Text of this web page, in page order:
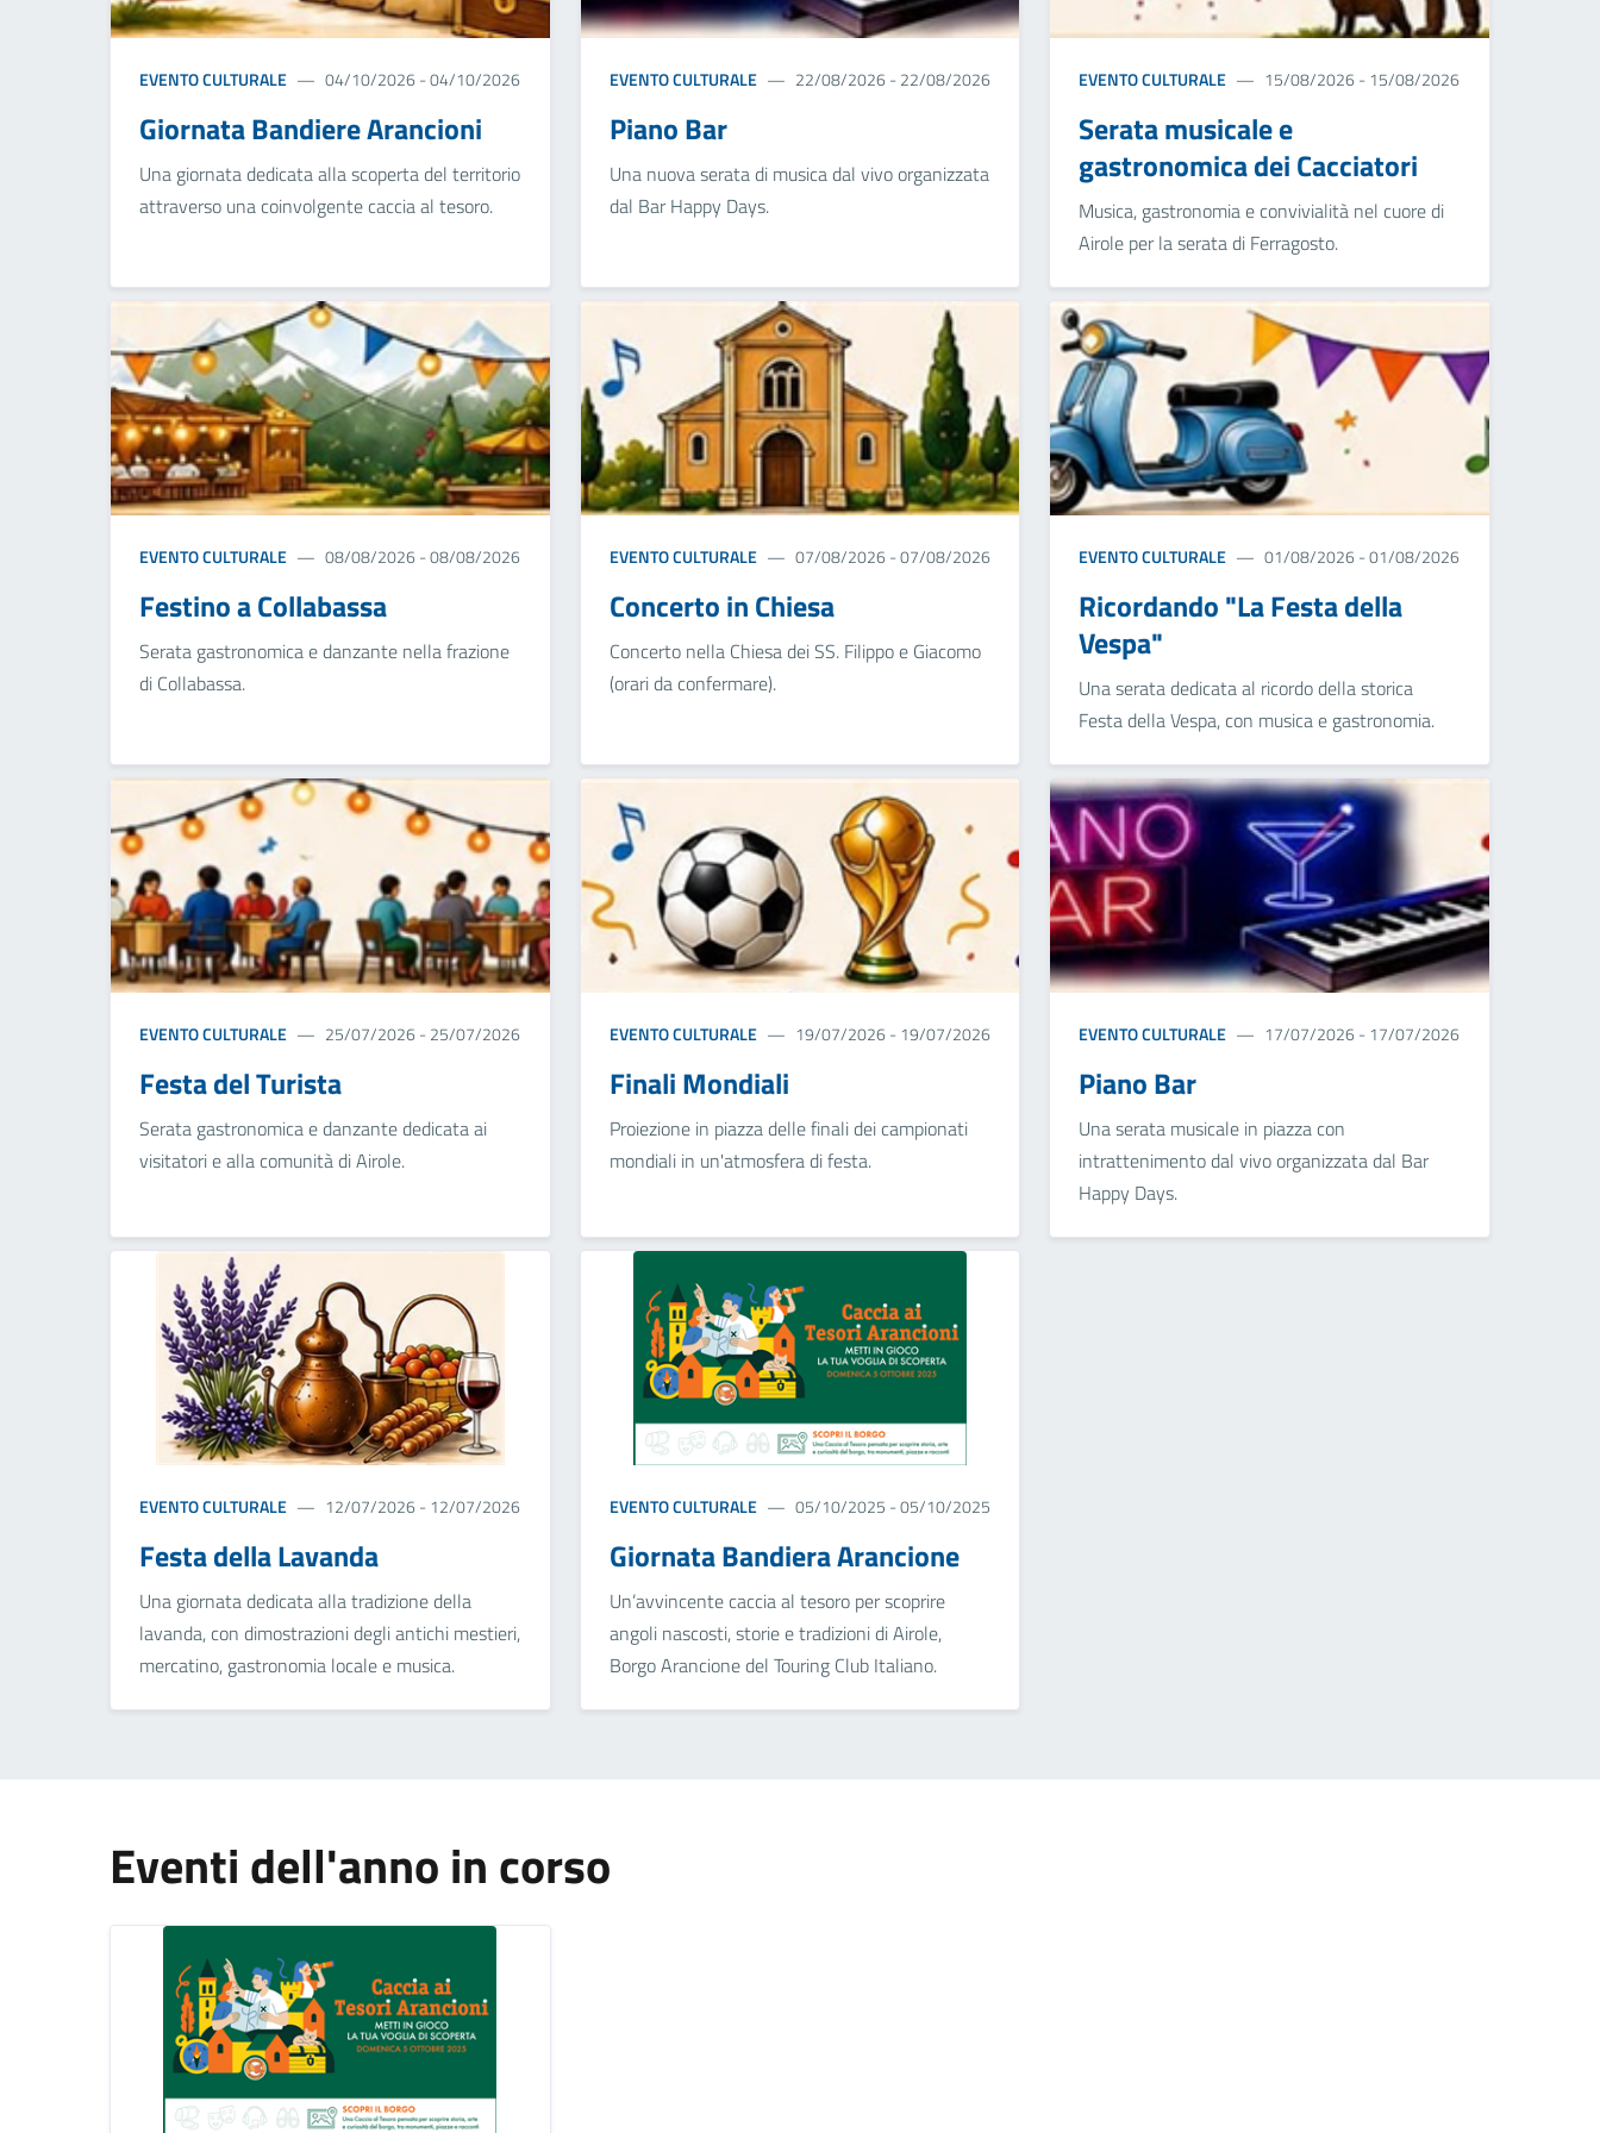
EVENTO CULTURALE 04/10/2026 - 04/10/2026
Giornata Bandiere Arancioni
Una giornata dedicata alla scoperta del territorio
attraverso una coinvolgente caccia al tesoro.
EVENTO CULTURALE 22/08/2026 - 22/08/2026
Piano Bar
Una nuova serata di musica dal vivo organizzata
dal Bar Happy Days.
EVENTO CULTURALE 15/08/2026 - 15/08/2026
Serata musicale e
gastronomica dei Cacciatori
Musica, gastronomia e convivialità nel cuore di
Airole per la serata di Ferragosto.
EVENTO CULTURALE 08/08/2026 - 08/08/2026
Festino a Collabassa
Serata gastronomica e danzante nella frazione
di Collabassa.
EVENTO CULTURALE 07/08/2026 - 07/08/2026
Concerto in Chiesa
Concerto nella Chiesa dei SS. Filippo e Giacomo
(orari da confermare).
EVENTO CULTURALE 01/08/2026 - 01/08/2026
Ricordando "La Festa della
Vespa"
Una serata dedicata al ricordo della storica
Festa della Vespa, con musica e gastronomia.
EVENTO CULTURALE 25/07/2026 - 25/07/2026
Festa del Turista
Serata gastronomica e danzante dedicata ai
visitatori e alla comunità di Airole.
EVENTO CULTURALE 19/07/2026 - 19/07/2026
Finali Mondiali
Proiezione in piazza delle finali dei campionati
mondiali in un'atmosfera di festa.
EVENTO CULTURALE 17/07/2026 - 17/07/2026
Piano Bar
Una serata musicale in piazza con
intrattenimento dal vivo organizzata dal Bar
Happy Days.
EVENTO CULTURALE 12/07/2026 - 12/07/2026
Festa della Lavanda
Una giornata dedicata alla tradizione della
lavanda, con dimostrazioni degli antichi mestieri,
mercatino, gastronomia locale e musica.
EVENTO CULTURALE 05/10/2025 - 05/10/2025
Giornata Bandiera Arancione
Un’avvincente caccia al tesoro per scoprire
angoli nascosti, storie e tradizioni di Airole,
Borgo Arancione del Touring Club Italiano.
Eventi dell'anno in corso